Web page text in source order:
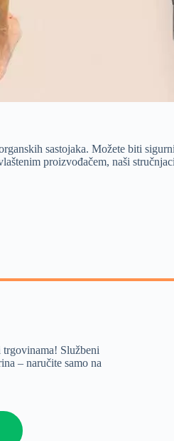
sastojaka. Možete biti
proizvođačem, naši
Službeni
– naručite samo na